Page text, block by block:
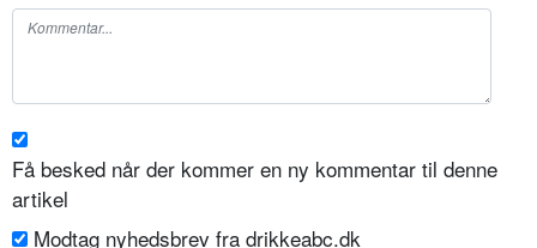
Få besked når der kommer en ny kommentar til denne
artikel
Modtag nyhedsbrev fra drikkeabc.dk